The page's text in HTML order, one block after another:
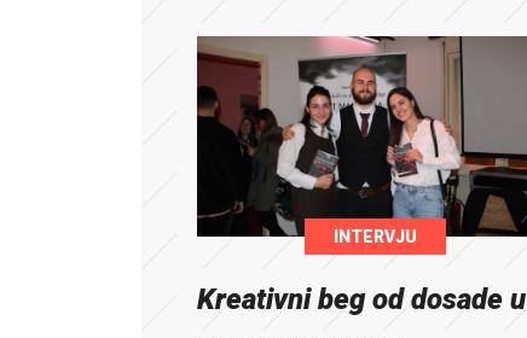
INTERVJU
Kreativni beg od dosade u